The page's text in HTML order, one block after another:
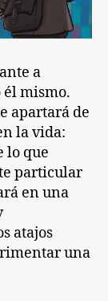
a
él mismo.
apartará de
la vida:
lo que
particular
en una
atajos
una